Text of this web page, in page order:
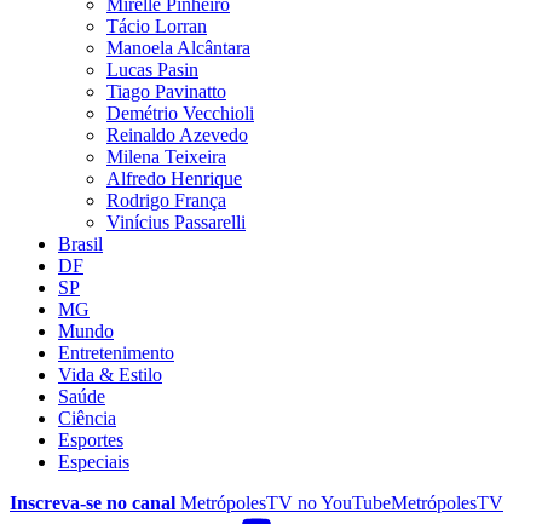
Tácio Lorran
Manoela Alcântara
Lucas Pasin
Tiago Pavinatto
Demétrio Vecchioli
Reinaldo Azevedo
Milena Teixeira
Alfredo Henrique
Rodrigo França
Vinícius Passarelli
Brasil
DF
SP
MG
Mundo
Entretenimento
Vida & Estilo
Saúde
Ciência
Esportes
Especiais
Inscreva-se no canal MetrópolesTV noYouTubeMetrópolesTV